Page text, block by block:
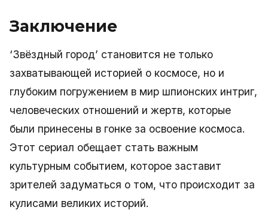
Заключение
‘Звёздный город’ становится не только
захватывающей историей о космосе, но и
глубоким погружением в мир шпионских интриг,
человеческих отношений и жертв, которые
были принесены в гонке за освоение космоса.
Этот сериал обещает стать важным
культурным событием, которое заставит
зрителей задуматься о том, что происходит за
кулисами великих историй.